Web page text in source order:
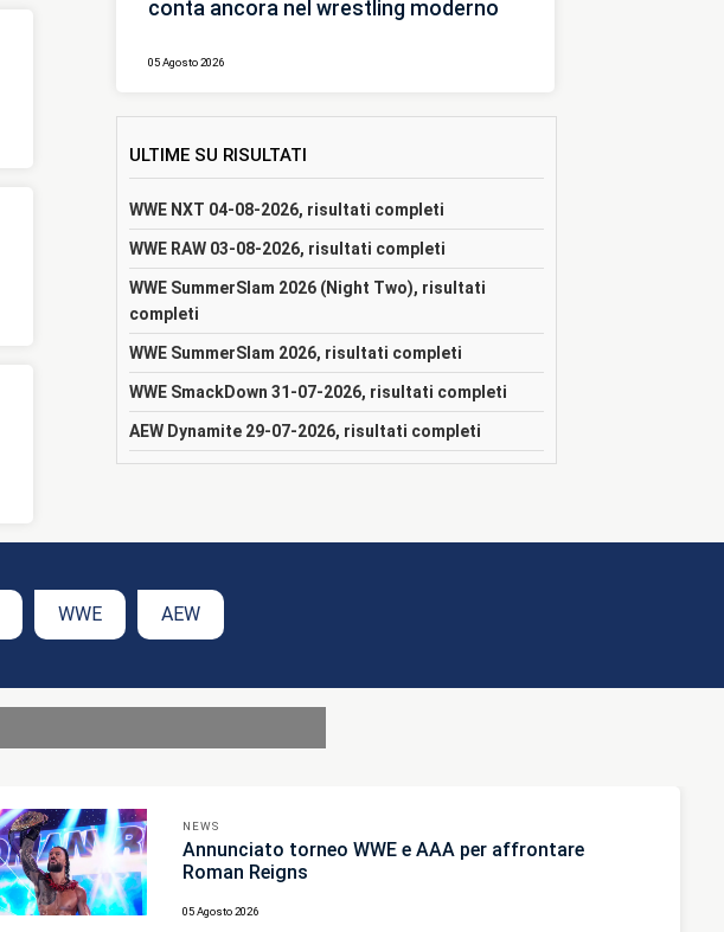
conta ancora nel wrestling moderno
05 Agosto 2026
ULTIME SU RISULTATI
WWE NXT 04-08-2026, risultati completi
WWE RAW 03-08-2026, risultati completi
WWE SummerSlam 2026 (Night Two), risultati
completi
WWE SummerSlam 2026, risultati completi
WWE SmackDown 31-07-2026, risultati completi
AEW Dynamite 29-07-2026, risultati completi
WWE AEW
NEWS
Annunciato torneo WWE e AAA per affrontare
Roman Reigns
05 Agosto 2026